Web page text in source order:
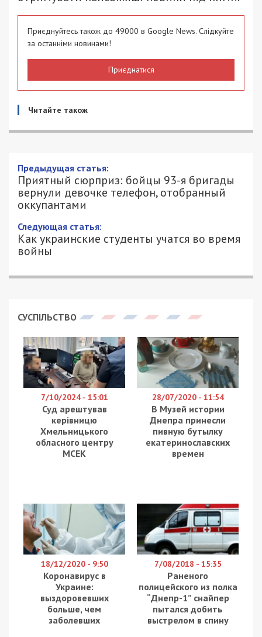
Приєднуйтесь також до 49000 в Google News. Слідкуйте
за останніми новинами!
Приєднатися
Читайте також
Приятный сюрприз: бойцы 93-я
бригады вернули девочке телефон,
отобранный оккупантами
18/04/2022 - 11:10
ЮЛИАННА КОКОШКО - СПЕЦИАЛЬНО
ДЛЯ 49000.COM.UA
1500
У 10-летней Иванки из Тростянца Сумской
Об этом сообщается на странице 93-й бригады
– 15 марта мы выехали по всей семье
эвакуационным коридором из Тростянца, в то
время оккупированного, вспоминает Елена, мама
Иванки. – Стояли в колонне, на своей машине
«шестерочке», были испуганы, потому что за
город шли бои. Когда стояли в эвакуационной
колонне, подошли военные России и сказали
отдать все телефоны. Я ответила, что у нас они
все разряжены. До этого мы удалили с
картонной коробкой и отбирали телефоны у
всех, кто ехал из города, угрожая расстрелом.
Они кричали и запугивали нас. Говорили, что мы
их снимаем. Прошло около трех дней, на мой
номер позвонили ребята и спросили: это вы
мамочка? Я ответила – да. Дмитрий из 93-й
бригады рассказал, что они у пленного
российского военного нашли телефон.
В списке контактов в телефоне были номера,
подписанные «папа» и «мамочка». Холодноярцы